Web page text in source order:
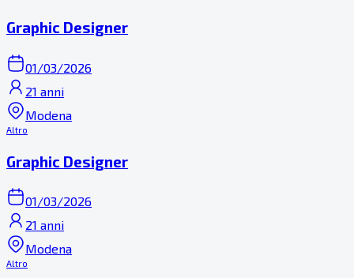
Graphic Designer
01/03/2026
21 anni
Modena
Altro
Graphic Designer
01/03/2026
21 anni
Modena
Altro